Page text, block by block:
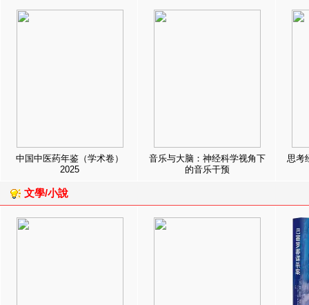
中国中医药年鉴（学术卷）
2025
音乐与大脑：神经科学视角下
的音乐干预
思考
文學/小說